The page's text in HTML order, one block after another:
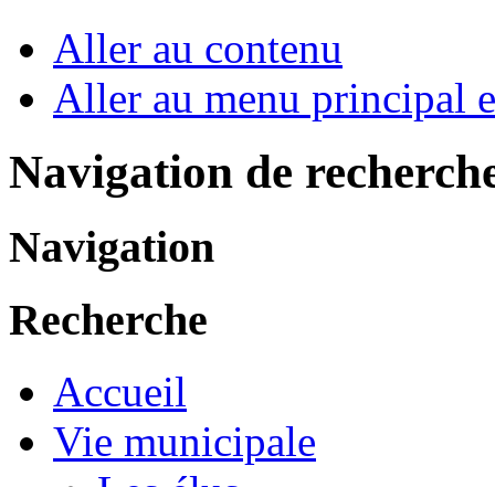
Aller au contenu
Aller au menu principal
Navigation de
Navigation
Recherche
Accueil
Vie municipale